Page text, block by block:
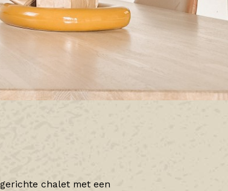
chalet met een